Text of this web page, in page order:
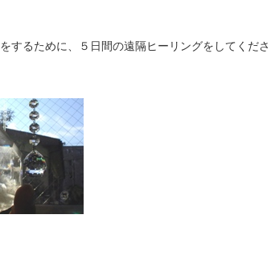
するために、５日間の遠隔ヒーリングをしてくださ